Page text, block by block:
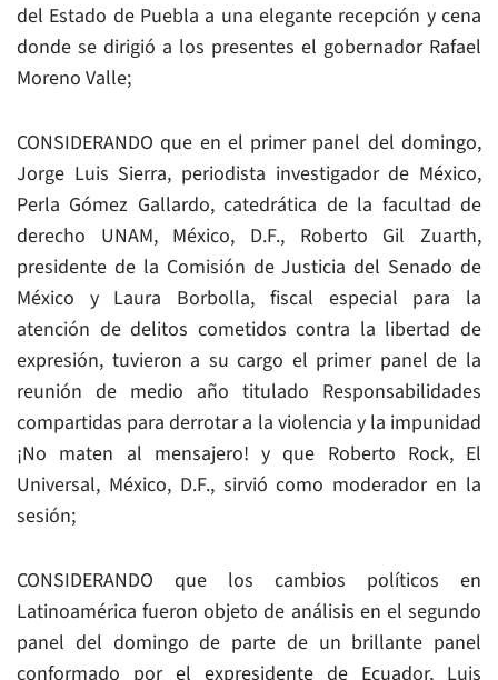
del Estado de Puebla a una elegante recepción y cena
donde se dirigió a los presentes el gobernador Rafael
Moreno Valle;
CONSIDERANDO que en el primer panel del domingo,
Jorge Luis Sierra, periodista investigador de México,
Perla Gómez Gallardo, catedrática de la facultad de
derecho UNAM, México, D.F., Roberto Gil Zuarth,
presidente de la Comisión de Justicia del Senado de
México y Laura Borbolla, fiscal especial para la
atención de delitos cometidos contra la libertad de
expresión, tuvieron a su cargo el primer panel de la
reunión de medio año titulado Responsabilidades
compartidas para derrotar a la violencia y la impunidad
¡No maten al mensajero! y que Roberto Rock, El
Universal, México, D.F., sirvió como moderador en la
sesión;
CONSIDERANDO que los cambios políticos en
Latinoamérica fueron objeto de análisis en el segundo
panel del domingo de parte de un brillante panel
conformado por el expresidente de Ecuador, Luis